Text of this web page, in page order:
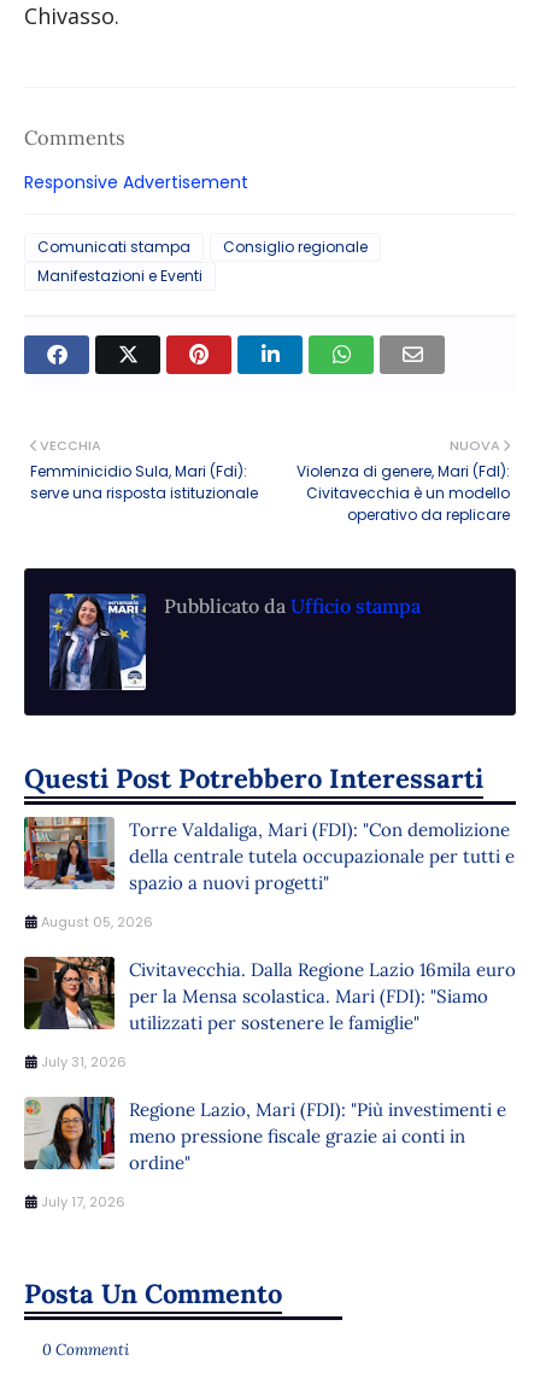
Chivasso.
Comments
Responsive Advertisement
Comunicati stampa
Consiglio regionale
Manifestazioni e Eventi
NUOVA
Violenza di genere, Mari (FdI):
Civitavecchia è un modello
operativo da replicare
VECCHIA
Femminicidio Sula, Mari (Fdi):
serve una risposta istituzionale
Pubblicato da Ufficio stampa
Questi Post Potrebbero Interessarti
Torre Valdaliga, Mari (FDI): "Con demolizione
della centrale tutela occupazionale per tutti e
spazio a nuovi progetti"
August 05, 2026
Civitavecchia. Dalla Regione Lazio 16mila euro
per la Mensa scolastica. Mari (FDI): "Siamo
utilizzati per sostenere le famiglie"
July 31, 2026
Regione Lazio, Mari (FDI): "Più investimenti e
meno pressione fiscale grazie ai conti in
ordine"
July 17, 2026
Posta Un Commento
0 Commenti